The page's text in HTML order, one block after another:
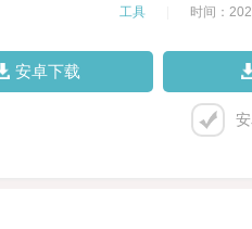
工具 时间：
安卓下载